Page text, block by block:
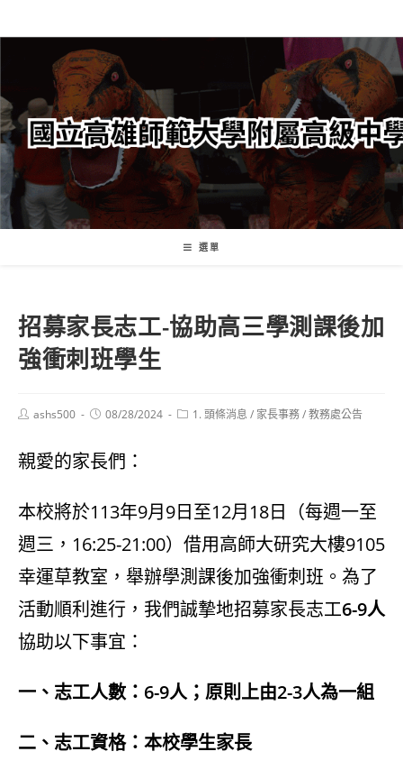
轉
要
內
容
選單
招募家長志工-協助高三學測課後加
強衝刺班學生
Postashs500
Post08/28/2024
Post1. 頭條消息 / 家長事務/教務處公告
親愛的家長們：
本校將於113年9月9日至12月18日（每週一至
週三，16:25-21:00）借用高師大研究大樓9105
幸運草教室，舉辦學測課後加強衝刺班。為了
活動順利進行，我們誠摯地招募家長志工6-9人
協助以下事宜：
一、志工人數：6-9人；原則上由2-3人為一組
二、志工資格：本校學生家長